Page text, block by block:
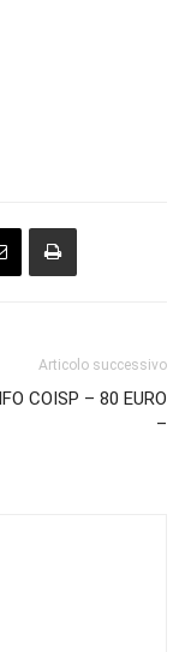
Articolo successivo
COISP – 80 EURO
–